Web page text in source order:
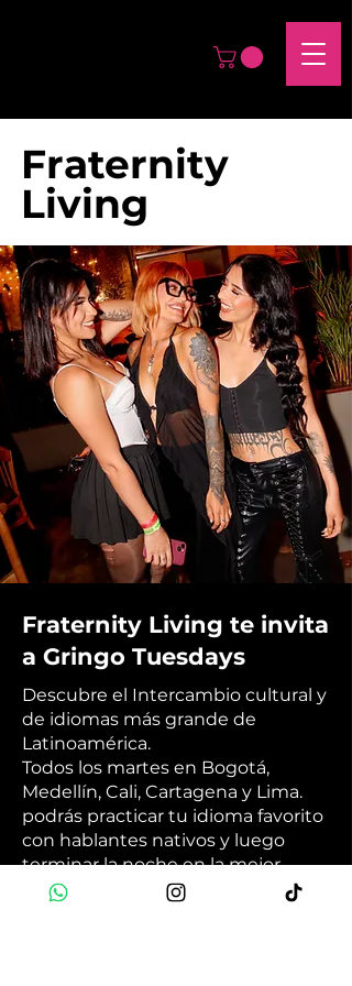
Fraternity
Living
Fraternity Living te invita
a Gringo Tuesdays
Descubre el Intercambio cultural y
de idiomas más grande de
Latinoamérica.
Todos los martes en Bogotá,
Medellín, Cali, Cartagena y Lima.
podrás practicar tu idioma favorito
con hablantes nativos y luego
terminar la noche en la mejor
fiesta internacional de la ciudad. 🗣️